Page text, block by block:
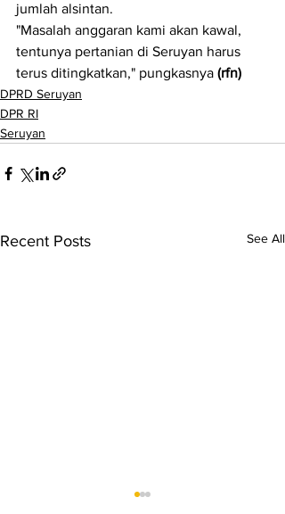
jumlah alsintan.
"Masalah anggaran kami akan kawal,
tentunya pertanian di Seruyan harus
terus ditingkatkan," pungkasnya (rfn)
DPRD Seruyan
DPR RI
Seruyan
Recent Posts See All